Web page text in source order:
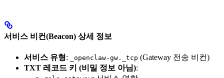
서비스 비컨(Beacon) 상세 정보
서비스 유형: _openclaw-gw._tcp (Gateway 전송 비컨)
TXT 레코드 키 (비밀 정보 아님):